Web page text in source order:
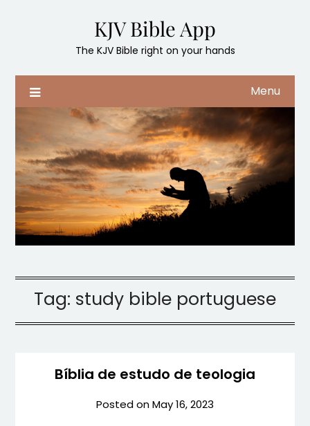
KJV Bible App
The KJV Bible right on your hands
Menu
Tag: study bible portuguese
Bíblia de estudo de teologia
Posted onMay 16, 2023